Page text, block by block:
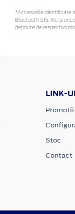
*Accesoriile identificate
Bluetooth SIG, Inc. și
deținute de respectivii
LINK-
Promotii
Stoc
Contact